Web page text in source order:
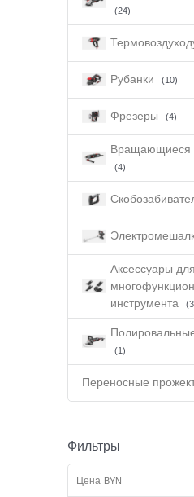
(24)
Рубанки (10)
Фрезеры (4)
Вращающиеся
(4)
Аксессуары для
инструмента
(1)
Переносные
Фильтры
Цена BYN